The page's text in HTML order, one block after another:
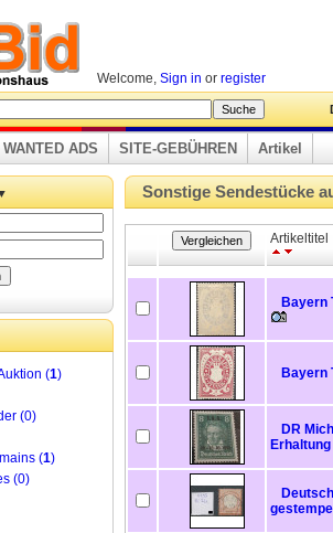
Welcome, Sign in or register
WANTED ADS SITE-GEBÜHREN Artikel
(1)
(0)
(1)
(0)
Sonstige Sendestücke
Artikeltitel
Bayern
Bayern
DR
Erhaltung